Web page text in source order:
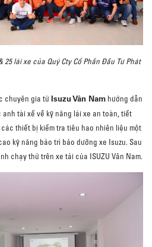
25 lái xe của Quý Cty Cổ Phần Đầu Tư Phát
chuyên gia từIsuzu Vân Nam hướng dẫn
tài xế về kỹ năng lái xe an toàn, tiết
thiết bị kiểm tra tiêu hao nhiên liệu một
kỹ năng bảo trì bảo dưỡng xe Isuzu. Sau
chạy thử trên xe tải của ISUZU Vân Nam.